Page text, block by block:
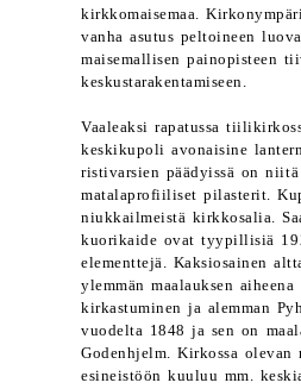
kirkkomaisemaa.
vanha asutus peltoineen
maisemallisen painopisteen
keskustarakentamiseen.
Vaaleaksi rapatussa
keskikupoli avonaisine
ristivarsien päädyissä on
matalaprofiiliset pilasterit.
niukkailmeistä kirkkosalia.
kuorikaide ovat tyypillisiä
elementtejä. Kaksiosainen
ylemmän maalauksen
kirkastuminen ja alemman
vuodelta 1848 ja sen on
Godenhjelm. Kirkossa olevan
esineistöön kuuluu mm.